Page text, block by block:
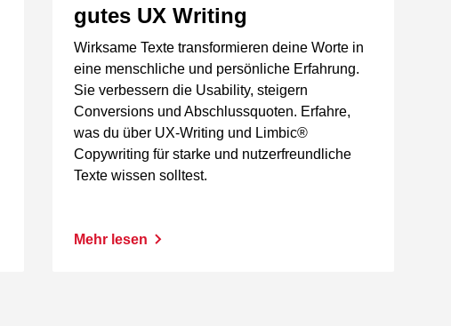
gutes UX Writing
Wirksame Texte transformieren deine Worte in
eine menschliche und persönliche Erfahrung.
Sie verbessern die Usability, steigern
Conversions und Abschlussquoten. Erfahre,
was du über UX-Writing und Limbic®
Copywriting für starke und nutzerfreundliche
Texte wissen solltest.
Mehr lesen